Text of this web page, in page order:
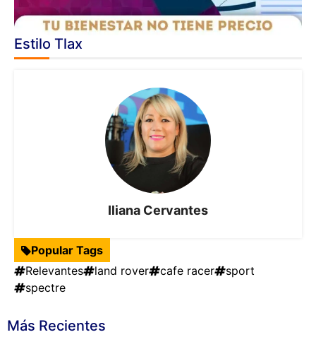
Estilo Tlax
Iliana Cervantes
Popular Tags
Relevantes
land rover cafe racer
sport
spectre
Más Recientes